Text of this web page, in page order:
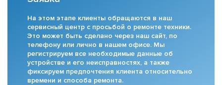
На этом этапе клиенты обращаются в наш
сервисный центр с просьбой о ремонте техники.
Это может быть сделано через наш сайт, по
телефону или лично в нашем офисе. Мы
регистрируем все необходимые данные об
устройстве и его неисправностях, а также
фиксируем предпочтения клиента относительно
времени и способа ремонта.